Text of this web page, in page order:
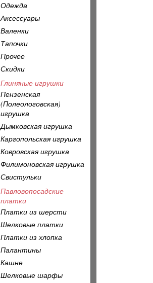
Одежда
Аксессуары
Валенки
Тапочки
Прочее
Скидки
Глиняные игрушки
Пензенская
(Полеологовская)
игрушка
Дымковская игрушка
Каргопольская игрушка
Ковровская игрушка
Филимоновская игрушка
Свистульки
Павловопосадские
платки
Платки из шерсти
Шелковые платки
Платки из хлопка
Палантины
Кашне
Шелковые шарфы